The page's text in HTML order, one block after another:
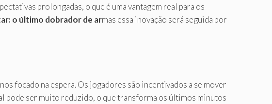
prolongadas, o que é uma vantagem real para os
o último dobrador de armas essa inovação será seguida por
focado na espera. Os jogadores são incentivados a se mover
pode ser muito reduzido, o que transforma os últimos minutos